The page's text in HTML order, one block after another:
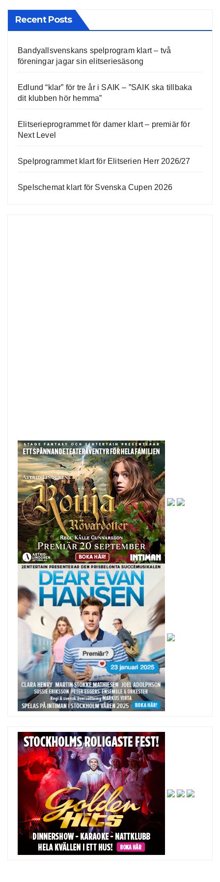
Recent Posts
Bandyallsvenskans spelprogram klart – två
föreningar jagar sin elitseriesäsong
Edlund “klar” för tre år i SAIK – ”SAIK ska tillbaka
dit klubben hör hemma”
Elitserieprogrammet för damer klart – premiär för
Next Level
Spelprogrammet klart för Elitserien Herr 2026/27
Spelschemat klart för Svenska Cupen 2026